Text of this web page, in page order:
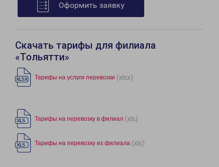
Оформить заявку
Скачать тарифы для филиала
«Тольятти»
Тарифы на услуги перевозки (xlsx)
Тарифы на перевозку в филиал (xls)
Тарифы на перевозку из филиала (xls)